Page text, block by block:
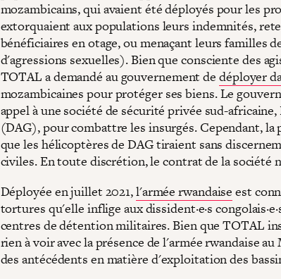
mozambicains, qui avaient été déployés pour les
extorquaient aux populations leurs indemnités,
bénéficiaires en otage, ou menaçant leurs familles
d'agressions sexuelles). Bien que consciente des
TOTAL a demandé au gouvernement de déployer
mozambicaines pour protéger ses biens. Le
appel à une société de sécurité privée sud-
(DAG), pour combattre les insurgés. Cependant, la
que les hélicoptères de DAG tiraient sans
civiles. En toute discrétion, le contrat de la société
Déployée en juillet 2021,l'armée rwandaise est
tortures qu'elle inflige aux dissident·e·s
centres de détention militaires. Bien que TOTAL
rien à voir avec la présence de l'armée rwandaise
des antécédents en matière d'exploitation des